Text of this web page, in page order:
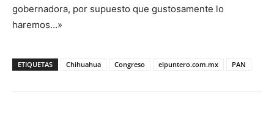
gobernadora, por supuesto que gustosamente lo
haremos…»
ETIQUETAS Chihuahua Congreso elpuntero.com.mx PAN